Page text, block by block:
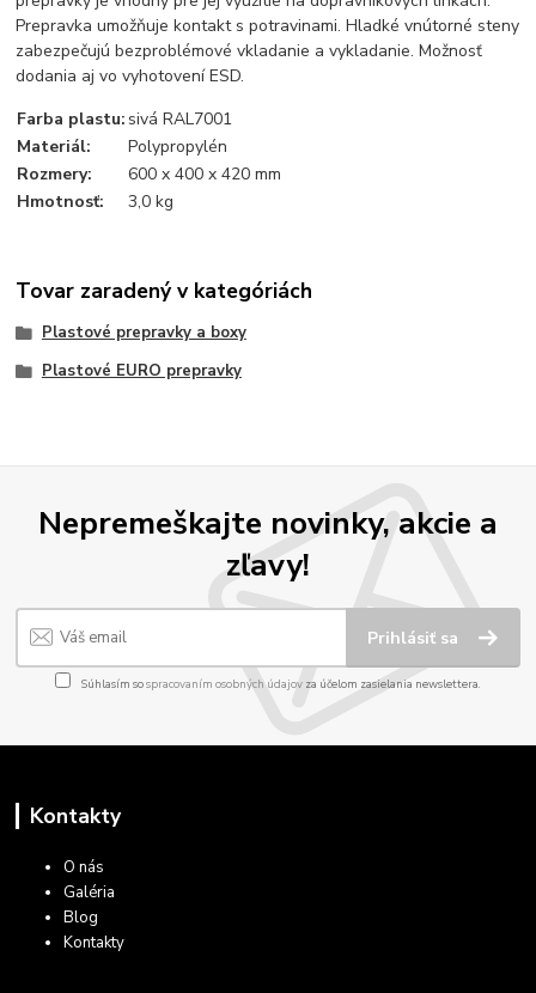
Prepravka umožňuje kontakt s potravinami. Hladké vnútorné steny
zabezpečujú bezproblémové vkladanie a vykladanie. Možnosť
dodania aj vo vyhotovení ESD.
Farba plastu: sivá RAL7001
Materiál:
Polypropylén
Rozmery:
600 x 400 x 420 mm
Hmotnosť:
3,0 kg
Tovar zaradený v kategóriách
Plastové prepravky a boxy
Plastové EURO prepravky
Nepremeškajte novinky, akcie a
zľavy!
Prihlásiť sa
Súhlasím sospracovaním osobných údajov za účelom zasielania newslettera.
Kontakty
O nás
Galéria
Blog
Kontakty